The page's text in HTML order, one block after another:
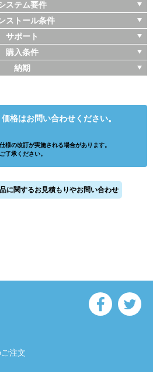
ステム要件
ストール条件
サポート
購入条件
納期
格はお問い合わせください。
様の改訂が実施される場合があります。
了承ください。
に関するお見積もりやお問い合わせ
注文